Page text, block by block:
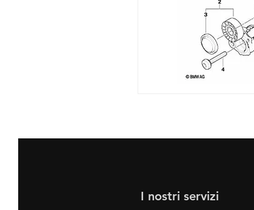
I nostri servizi